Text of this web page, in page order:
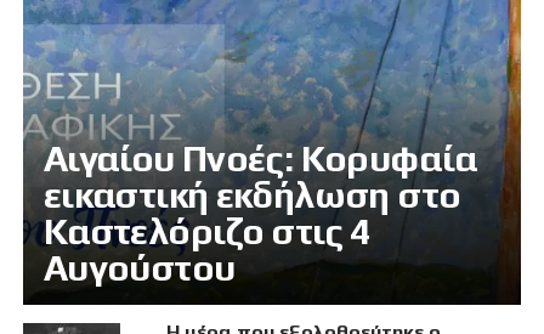
Αιγαίου Πνοές: Κορυφαία
εικαστική εκδήλωση στο
Καστελόριζο στις 4
Αυγούστου